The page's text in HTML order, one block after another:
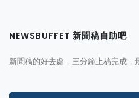
NEWSBUFFET 新聞稿自助吧
新聞稿的好去處，三分鐘上稿完成，